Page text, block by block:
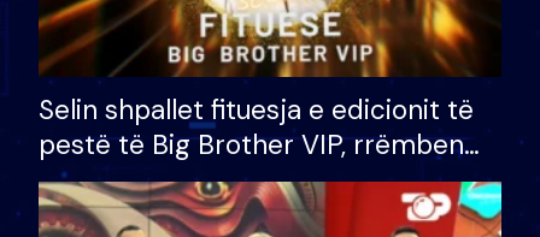
Selin shpallet fituesja e edicionit të
pestë të Big Brother VIP, rrëmben
çmimin e madh prej 100 mijë eurosh